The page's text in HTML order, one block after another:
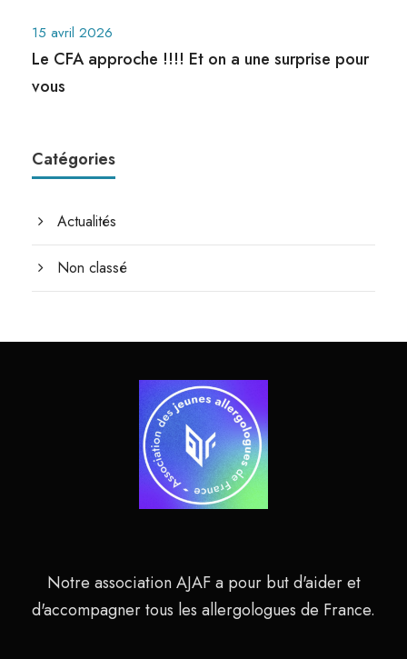
15 avril 2026
Le CFA approche !!!! Et on a une surprise pour
vous
Catégories
Actualités
Non classé
Notre association AJAF a pour but d'aider et
d'accompagner tous les allergologues de France.